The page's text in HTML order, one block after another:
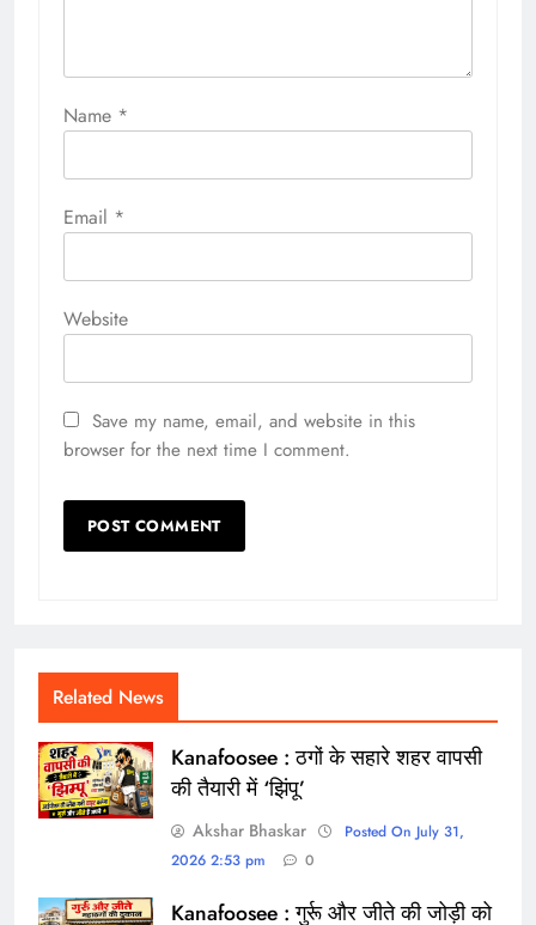
Name *
Email *
Website
Save my name, email, and website in this
browser for the next time I comment.
Related News
Kanafoosee : ठगों के सहारे शहर वापसी
की तैयारी में ‘झिंपू’
Akshar Bhaskar
Posted On July 31,
2026 2:53 pm
0
Kanafoosee : गुर्रू और जीते की जोड़ी को